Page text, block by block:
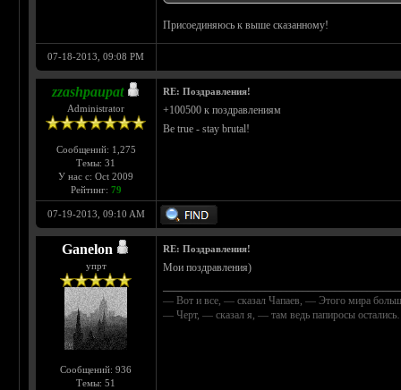
Присоединяюсь к выше сказанному!
07-18-2013, 09:08 PM
zzashpaupat
Administrator
Сообщений: 1,275
Темы: 31
У нас с: Oct 2009
Рейтинг: 79
RE: Поздравления!
+100500 к поздравлениям
Be true - stay brutal!
07-19-2013, 09:10 AM
Ganelon
упрт
Сообщений: 936
Темы: 51
RE: Поздравления!
Мои поздравления)
— Вот и все, — сказал Чапаев, — Этого мира
— Черт, — сказал я, — там ведь папиросы